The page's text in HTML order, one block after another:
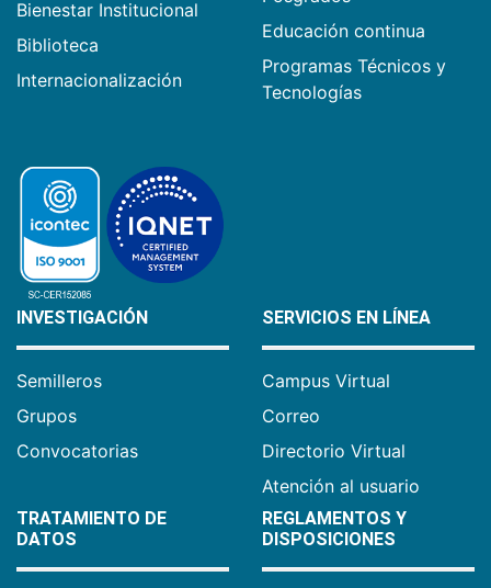
Bienestar Institucional
Biblioteca
Internacionalización
Educación continua
Programas Técnicos y
Tecnologías
INVESTIGACIÓN
Semilleros
Grupos
Convocatorias
SERVICIOS EN LÍNEA
Campus Virtual
Correo
Directorio Virtual
Atención al usuario
TRATAMIENTO DE
DATOS
REGLAMENTOS Y
DISPOSICIONES